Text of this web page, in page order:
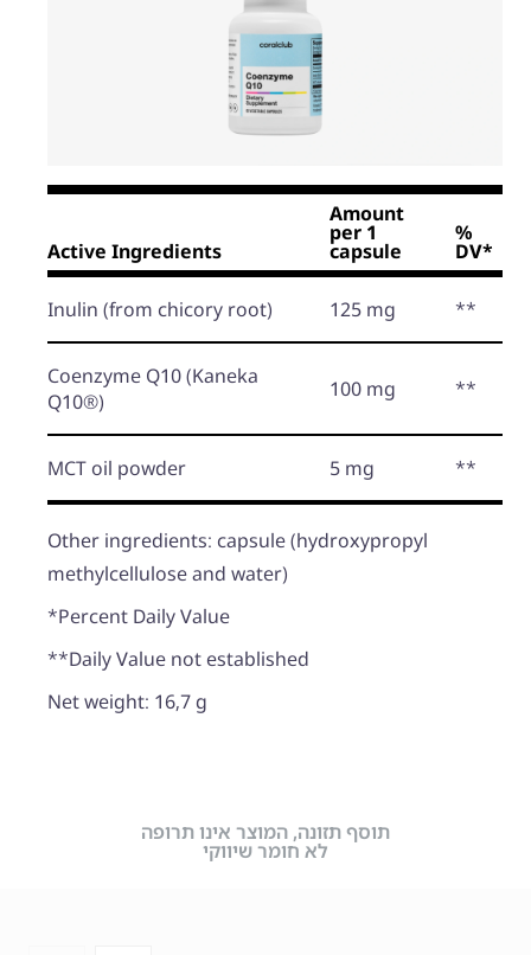
Active Ingredients
Amount
per 1
capsule
%
DV*
Inulin (from chicory root) 125 mg **
Coenzyme Q10(Kaneka
Q10®)
100 mg **
MCT oil powder 5 mg **
Other ingredients: capsule (hydroxypropyl
methylcellulose and water)
*Percent Daily Value
**Daily Value not established
Net weight: 16,7 g
תוסף תזונה, המוצר אינו תרופה
לא חומר שיווקי